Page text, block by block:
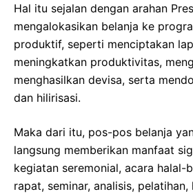
Hal itu sejalan dengan arahan
mengalokasikan belanja ke
produktif, seperti menciptakan
meningkatkan produktivitas,
menghasilkan devisa, serta
dan hilirisasi.
Maka dari itu, pos-pos belanja
langsung memberikan manfaat
kegiatan seremonial, acara halal-
rapat, seminar, analisis,